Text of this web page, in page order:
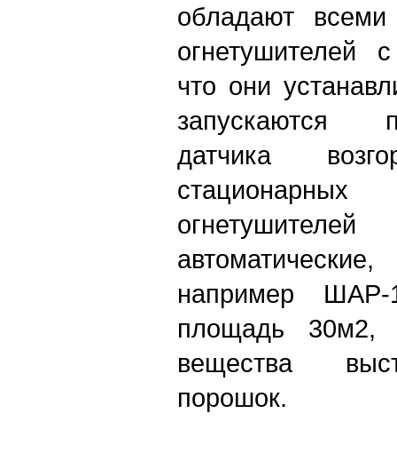
обладают
огнетушителей
что они
запускаются
датчика
стационарных
например
площадь 30м2,
вещества
порошок.